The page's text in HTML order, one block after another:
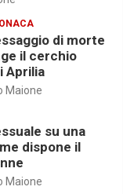
di morte
il cerchio
Aprilia
Maione
su una
dispone il
Maione